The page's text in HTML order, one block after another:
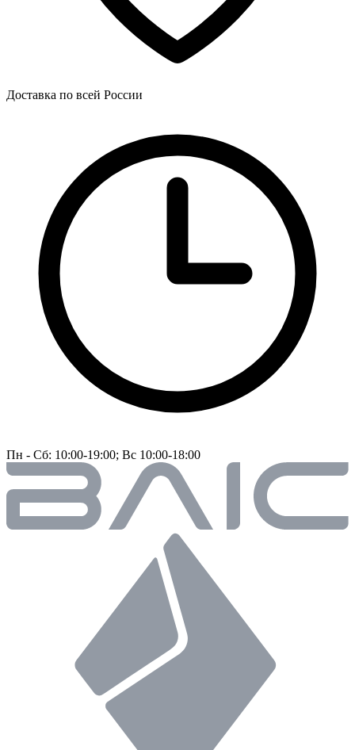
Доставка по всей России
Пн - Сб: 10:00-19:00; Вс 10:00-18:00